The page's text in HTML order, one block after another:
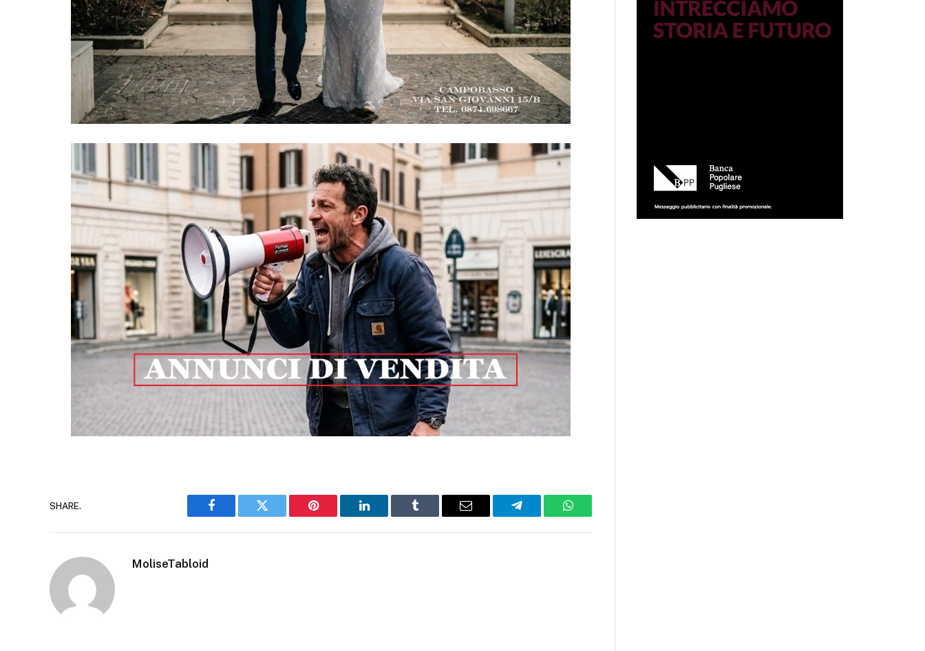
SHARE.
Facebook Twitter Pinterest LinkedIn Tumblr Email Telegram WhatsApp
MoliseTabloid